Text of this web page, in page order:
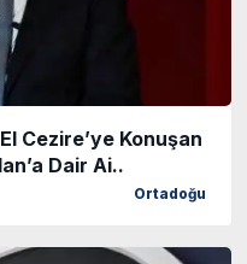
Cezire’ye Konuşan
Dair Ai..
Ortadoğu